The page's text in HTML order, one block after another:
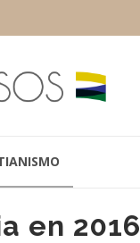
en 2016